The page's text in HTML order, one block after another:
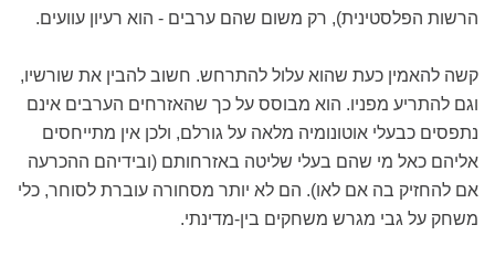
הרשות הפלסטינית), רק משום שהם ערבים - הוא רעיון עוועים.
קשה להאמין כעת שהוא עלול להתרחש. חשוב להבין את שורשיו,
וגם להתריע מפניו. הוא מבוסס על כך שהאזרחים הערבים אינם
נתפסים כבעלי אוטונומיה מלאה על גורלם, ולכן אין מתייחסים
אליהם כאל מי שהם בעלי שליטה באזרחותם (ובידיהם ההכרעה
אם להחזיק בה אם לאו). הם לא יותר מסחורה עוברת לסוחר, כלי
משחק על גבי מגרש משחקים בין-מדינתי.